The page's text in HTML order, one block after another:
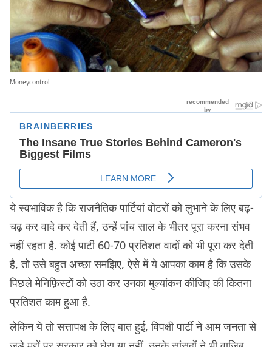
Moneycontrol
ये स्वभाविक है कि राजनैतिक पार्टियां वोटरों को लुभाने के लिए बढ़-
चढ़ कर वादे कर देती हैं, उन्हें पांच साल के भीतर पूरा करना संभव
नहीं रहता है. कोई पार्टी 60-70 प्रतिशत वादों को भी पूरा कर देती
है, तो उसे बहुत अच्छा समझिए, ऐसे में ये आपका काम है कि उसके
पिछले मेनिफ़िस्टों को उठा कर उनका मुल्यांकन कीजिए की कितना
प्रतिशत काम हुआ है.
लेकिन ये तो सत्तापक्ष के लिए बात हुई, विपक्षी पार्टी ने आम जनता से